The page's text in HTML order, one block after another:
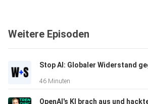
über:
- Warum N26 wirklich so heißt wie es
Weitere Episoden
46 Minuten